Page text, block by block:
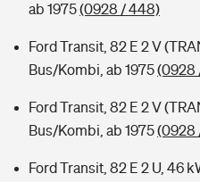
ab 1975(0928 / 448)
Ford Transit, 82 E 2 V
Bus/Kombi, ab 1975(0928
Ford Transit, 82 E 2 V
Bus/Kombi, ab 1975(0928
Ford Transit, 82 E 2 U, 46